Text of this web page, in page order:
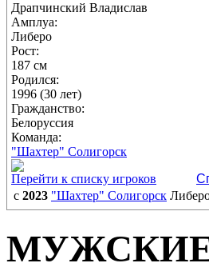
Драпчинский Владислав
Амплуа:
Либеро
Рост:
187 см
Родился:
1996 (30 лет)
Гражданство:
Белоруссия
Команда:
"Шахтер" Солигорск
Перейти к списку игроков
с 2023 "Шахтер" Солигорск